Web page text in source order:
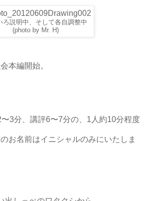
ろ説明中、そして各自調整中
(photo by Mr. H)
本編開始。
3分、講評6〜7分の、1人約10分程度
お名前はイニシャルのみにいたしま